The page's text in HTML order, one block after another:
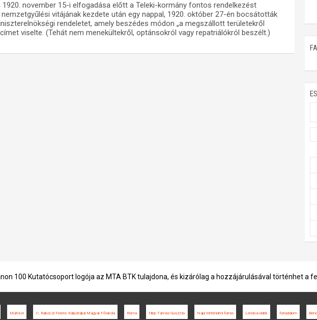
november 15-i elfogadása előtt a Teleki-kormány fontos rendelkezést
vitájának kezdete után egy nappal, 1920. október 27-én bocsátották
rendeletet, amely beszédes módon „a megszállott területekről
viselte. (Tehát nem menekültekről, optánsokról vagy repatriálókról beszélt.)
100 Kutatócsoport logója az MTA BTK tulajdona, és kizárólag a hozzájárulásával történhet a
Múlt-kor II. Rákóczi Ferenc Kárpátaljai Magyar Főiskola Róma Filep Tamás Gusztáv Napi történelmi forrás Lendva-vidék forradalom